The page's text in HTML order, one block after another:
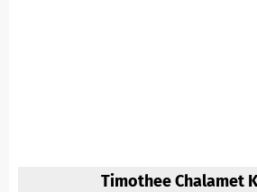
Timothee Chalamet